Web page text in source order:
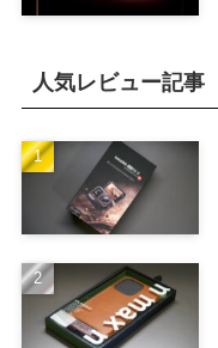
人気レビュー記事